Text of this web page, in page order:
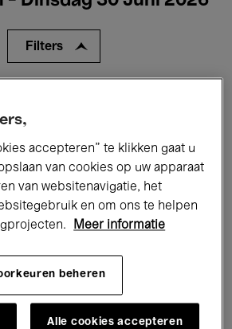
Filters
Lezingen & Debatten
Muziek Global Music
accepteren” te klikken gaat u
van cookies op uw apparaat
van websitenavigatie, het
en om ons te helpen
Meer informatie
beheren
Alle cookies accepteren